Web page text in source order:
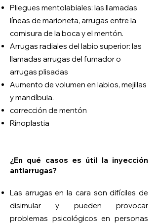
Pliegues mentolabiales: las llamadas
líneas de marioneta, arrugas entre la
comisura de la boca y el mentón.
Arrugas radiales del labio superior: las
llamadas arrugas del fumador o
arrugas plisadas
Aumento de volumen en labios, mejillas
y mandíbula.
corrección de mentón
Rinoplastia
¿En qué casos es útil la inyección
antiarrugas?
Las arrugas en la cara son difíciles de
disimular y pueden provocar
problemas psicológicos en personas